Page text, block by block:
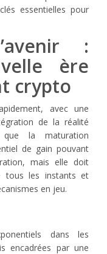
essentielles pour
:
ère
crypto
avec une
de la réalité
la maturation
de gain pouvant
mais elle doit
tous les instants et
en jeu.
dans les
encadrées par une